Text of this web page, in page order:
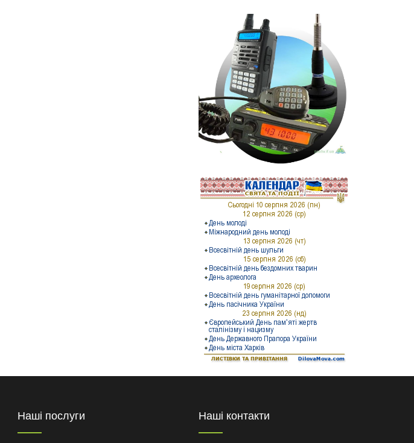
Наші послуги Наші контакти